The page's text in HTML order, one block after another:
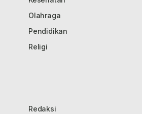
Olahraga
Pendidikan
Religi
Redaksi